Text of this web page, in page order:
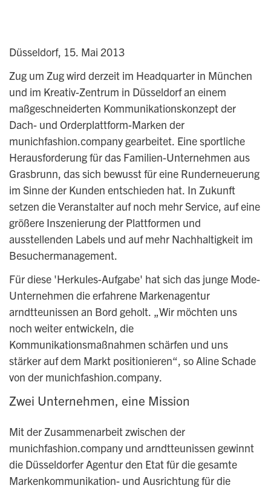
Düsseldorf, 15. Mai 2013
Zug um Zug wird derzeit im Headquarter in München
und im Kreativ-Zentrum in Düsseldorf an einem
maßgeschneiderten Kommunikationskonzept der
Dach- und Orderplattform-Marken der
munichfashion.company gearbeitet. Eine sportliche
Herausforderung für das Familien-Unternehmen aus
Grasbrunn, das sich bewusst für eine Runderneuerung
im Sinne der Kunden entschieden hat. In Zukunft
setzen die Veranstalter auf noch mehr Service, auf eine
größere Inszenierung der Plattformen und
ausstellenden Labels und auf mehr Nachhaltigkeit im
Besuchermanagement.
Für diese 'Herkules-Aufgabe' hat sich das junge Mode-
Unternehmen die erfahrene Markenagentur
arndtteunissen an Bord geholt. „Wir möchten uns
noch weiter entwickeln, die
Kommunikationsmaßnahmen schärfen und uns
stärker auf dem Markt positionieren“, so Aline Schade
von der munichfashion.company.
Zwei Unternehmen, eine Mission
Mit der Zusammenarbeit zwischen der
munichfashion.company und arndtteunissen gewinnt
die Düsseldorfer Agentur den Etat für die gesamte
Markenkommunikation- und Ausrichtung für die